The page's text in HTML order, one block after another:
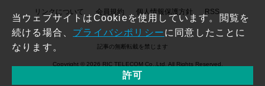
リンクについて 会員規約 個人情報保護方針 RSS
記事の無断転載を禁じます
Copyright © 2026 RIC TELECOM Co.,Ltd. All Rights Reserved.
当ウェブサイトはCookieを使用しています。閲覧を
続ける場合、 プライバシポリシーに同意したことに
なります。
許可